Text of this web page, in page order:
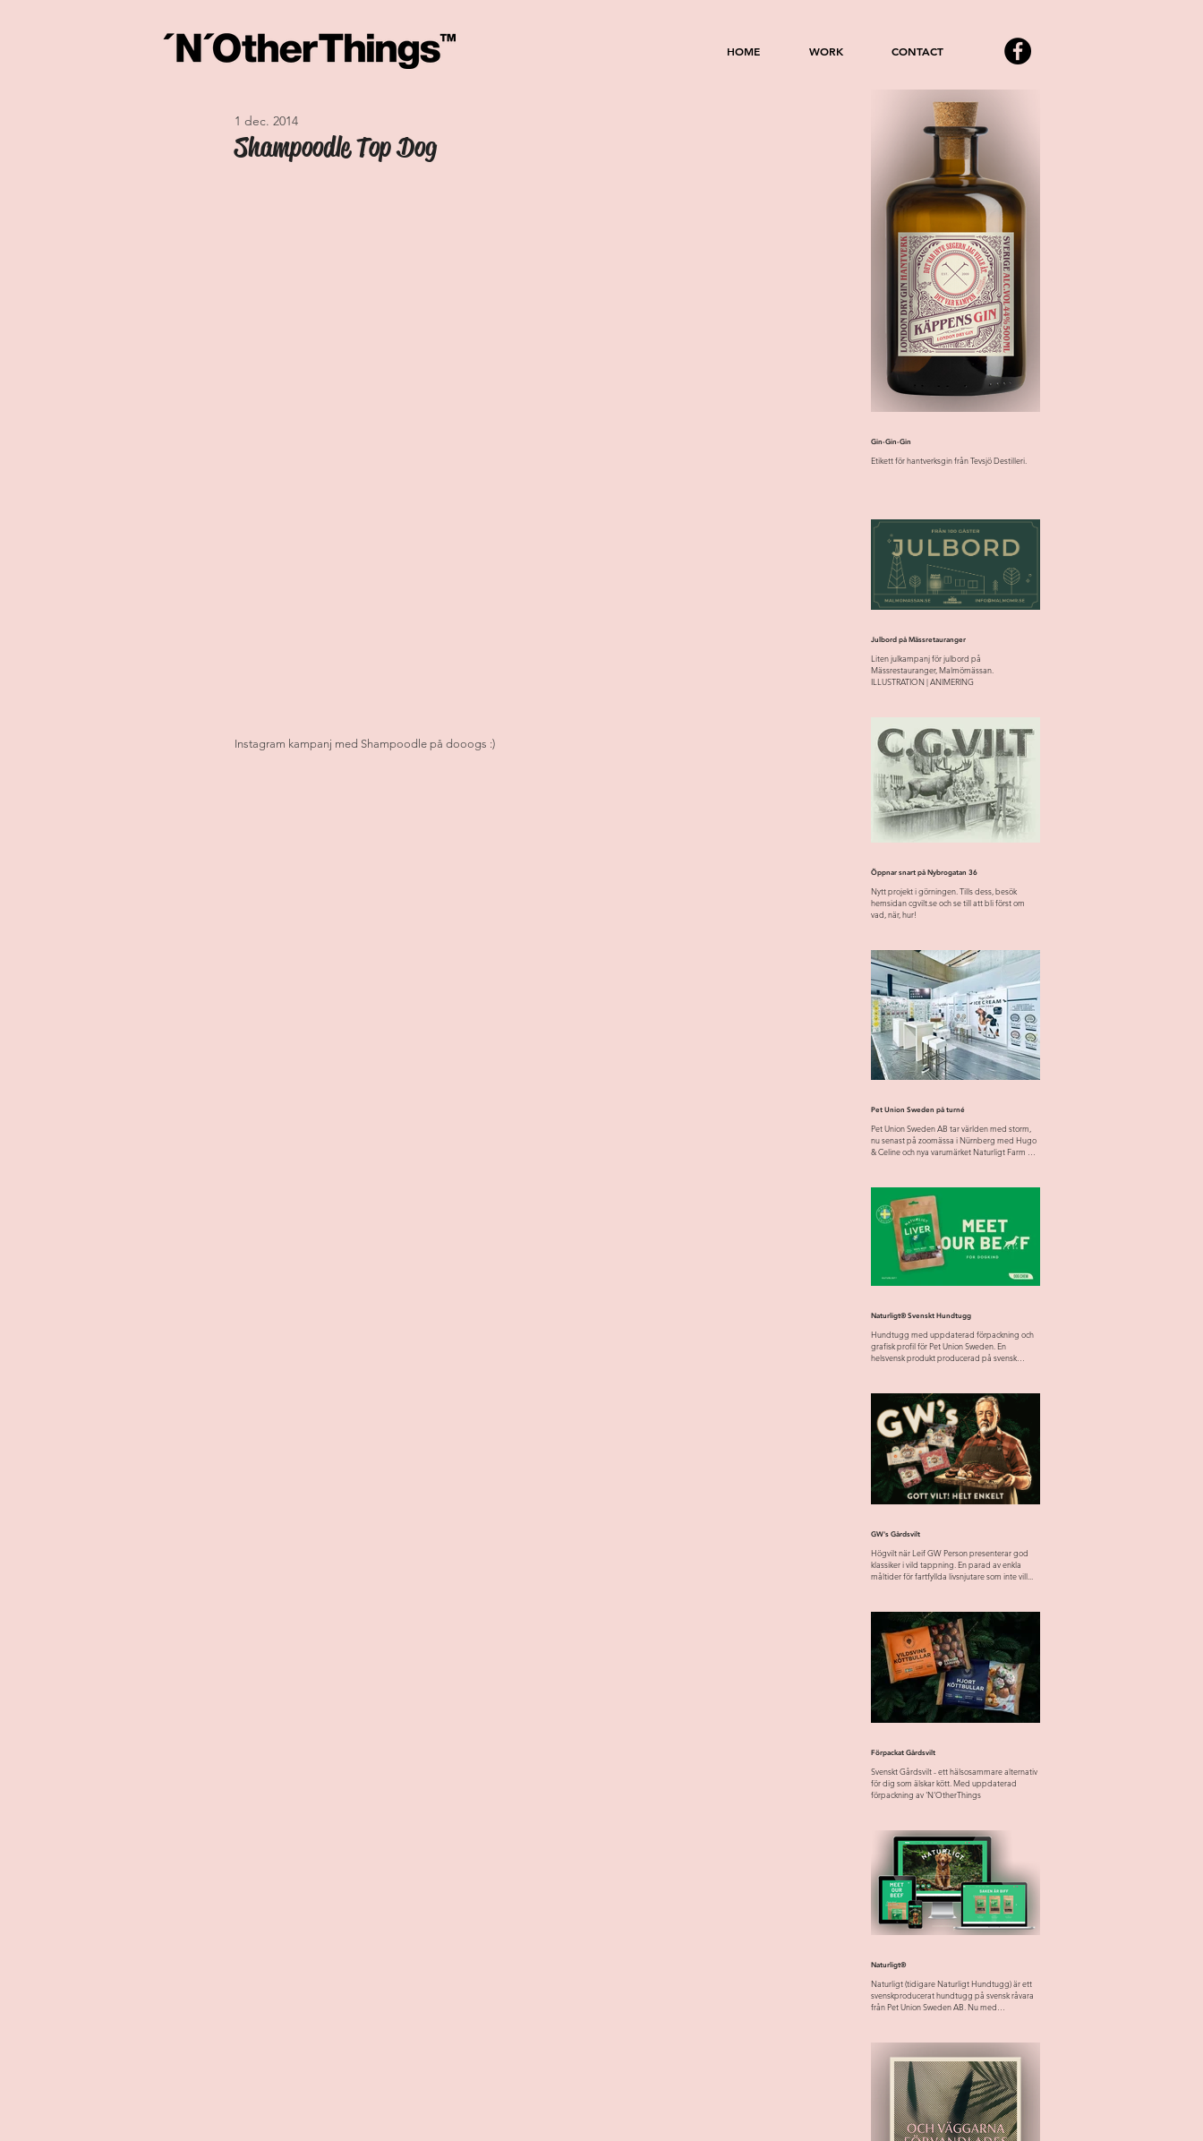
HOME WORK CONTACT
Shampoodle Top Dog
1 dec. 2014
Instagram kampanj med Shampoodle på dooogs :)
Gin-Gin-Gin
Etikett för hantverksgin från Tevsjö Destilleri.
Julbord på Mässretauranger
Liten julkampanj för julbord på
Mässrestauranger, Malmömässan.
ILLUSTRATION | ANIMERING
Öppnar snart på Nybrogatan 36
Nytt projekt i görningen. Tills dess, besök
hemsidan cgvilt.se och se till att bli först om
vad, när, hur!
Pet Union Sweden på turné
Pet Union Sweden AB tar världen med storm,
nu senast på zoomässa i Nürnberg med Hugo
& Celine och nya varumärket Naturligt Farm &
Naturligt® Svenskt Hundtugg
Hundtugg med uppdaterad förpackning och
grafisk profil för Pet Union Sweden. En
helsvensk produkt producerad på svensk
GW's Gårdsvilt
Högvilt när Leif GW Person presenterar god
klassiker i vild tappning. En parad av enkla
måltider för fartfyllda livsnjutare som inte vill...
Förpackat Gårdsvilt
Svenskt Gårdsvilt - ett hälsosammare alternativ
för dig som älskar kött. Med uppdaterad
förpackning av 'N'OtherThings
Naturligt®
Naturligt (tidigare Naturligt Hundtugg) är ett
svenskproducerat hundtugg på svensk råvara
från Pet Union Sweden AB. Nu med